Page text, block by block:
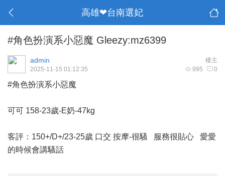
高雄❤台南選妃
#角色扮演系小惡魔 Gleezy:mz6399
楼主
admin
995 0
2025-11-15 01:12:35
#角色扮演系小惡魔
可可 158-23歲-E奶-47kg
客評：150+/D+/23-25歲 口交 按摩-很騷 服務很貼心 愛愛
的時候會講騷話